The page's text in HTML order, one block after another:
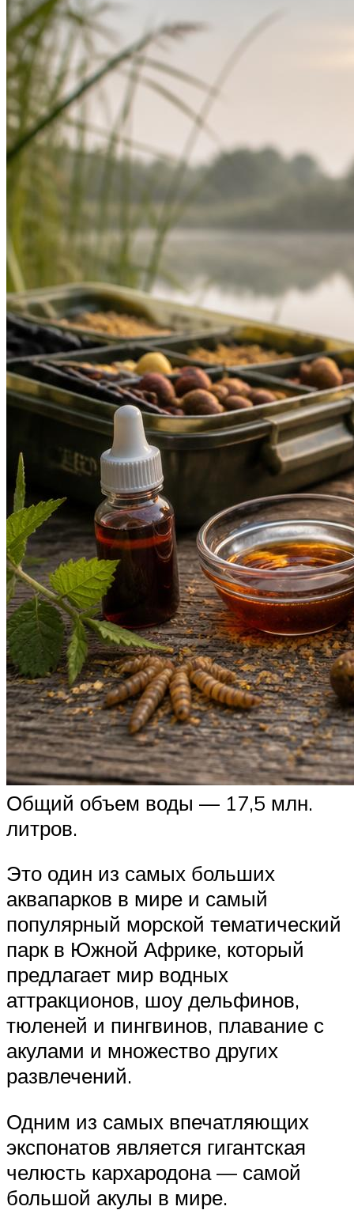
Общий объем воды — 17,5 млн.
литров.
Это один из самых больших
аквапарков в мире и самый
популярный морской тематический
парк в Южной Африке, который
предлагает мир водных
аттракционов, шоу дельфинов,
тюленей и пингвинов, плавание с
акулами и множество других
развлечений.
Одним из самых впечатляющих
экспонатов является гигантская
челюсть кархародона — самой
большой акулы в мире.